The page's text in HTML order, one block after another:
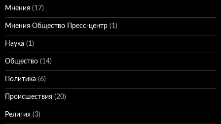
Мнения (17)
Мнения Общество Пресс-центр (1)
Наука (1)
Общество (14)
Политика (6)
Происшествия (20)
Религия (3)